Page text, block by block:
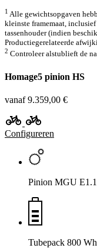
1 Alle gewichtsopgaven
kleinste framemaat,
tassenhouder (indien
Productiegerelateerde
2 Controleer alstublieft de
Homage5 pinion HS
vanaf 9.359,00 €
Configureren
Pinion MGU
Tubepack 800 Wh